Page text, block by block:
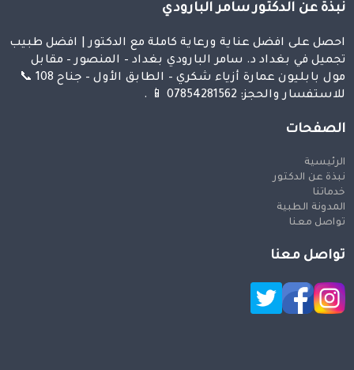
نبذة عن الدكتور سامر البارودي
احصل على افضل عناية ورعاية كاملة مع الدكتور | افضل طبيب
تجميل في بغداد د. سامر البارودي بغداد – المنصور – مقابل
مول بابليون عمارة أزياء شكري – الطابق الأول – جناح 108 📞
للاستفسار والحجز: 07854281562 📱 .
الصفحات
الرئيسية
نبذة عن الدكتور
خدماتنا
المدونة الطبية
تواصل معنا
تواصل معنا